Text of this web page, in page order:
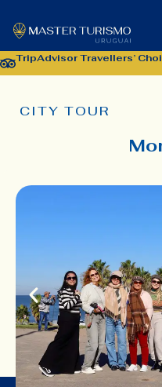
TripAdvisor Travellers’
CITY TOUR